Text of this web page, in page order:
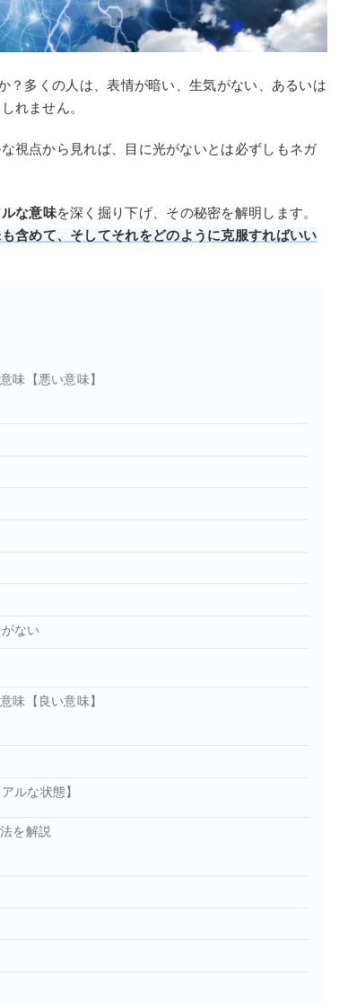
？多くの人は、表情が暗い、生気がない、あるいは
れません。
視点から見れば、目に光がないとは必ずしもネガ
な意味を深く掘り下げ、その秘密を解明します。
含めて、そしてそれをどのように克服すればいい
味【悪い意味】
ない
味【良い意味】
ルな状態】
を解説